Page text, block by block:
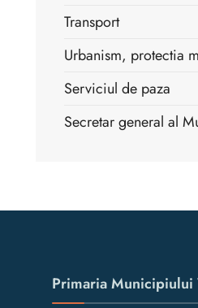
Transport
Urbanism, protectia
Serviciul de paza
Secretar general al
Primaria Municipiului